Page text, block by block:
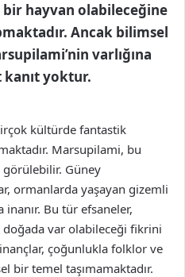
hayvan olabileceğine
Ancak bilimsel
varlığına
yoktur.
kültürde fantastik
Marsupilami, bu
görülebilir. Güney
ormanlarda yaşayan gizemli
inanır. Bu tür efsaneler,
var olabileceği fikrini
çoğunlukla folklor ve
bir temel taşımamaktadır.